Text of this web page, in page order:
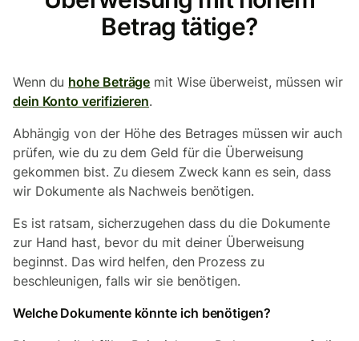
Betrag tätige?
Wenn du hohe Beträge mit Wise überweist, müssen wir
dein Konto verifizieren.
Abhängig von der Höhe des Betrages müssen wir auch
prüfen, wie du zu dem Geld für die Überweisung
gekommen bist. Zu diesem Zweck kann es sein, dass
wir Dokumente als Nachweis benötigen.
Es ist ratsam, sicherzugehen dass du die Dokumente
zur Hand hast, bevor du mit deiner Überweisung
beginnst. Das wird helfen, den Prozess zu
beschleunigen, falls wir sie benötigen.
Welche Dokumente könnte ich benötigen?